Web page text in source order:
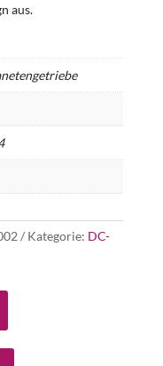
aus.
Kategorie: DC-